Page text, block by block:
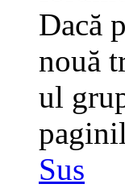
Dacă
nouă
ul
Sus